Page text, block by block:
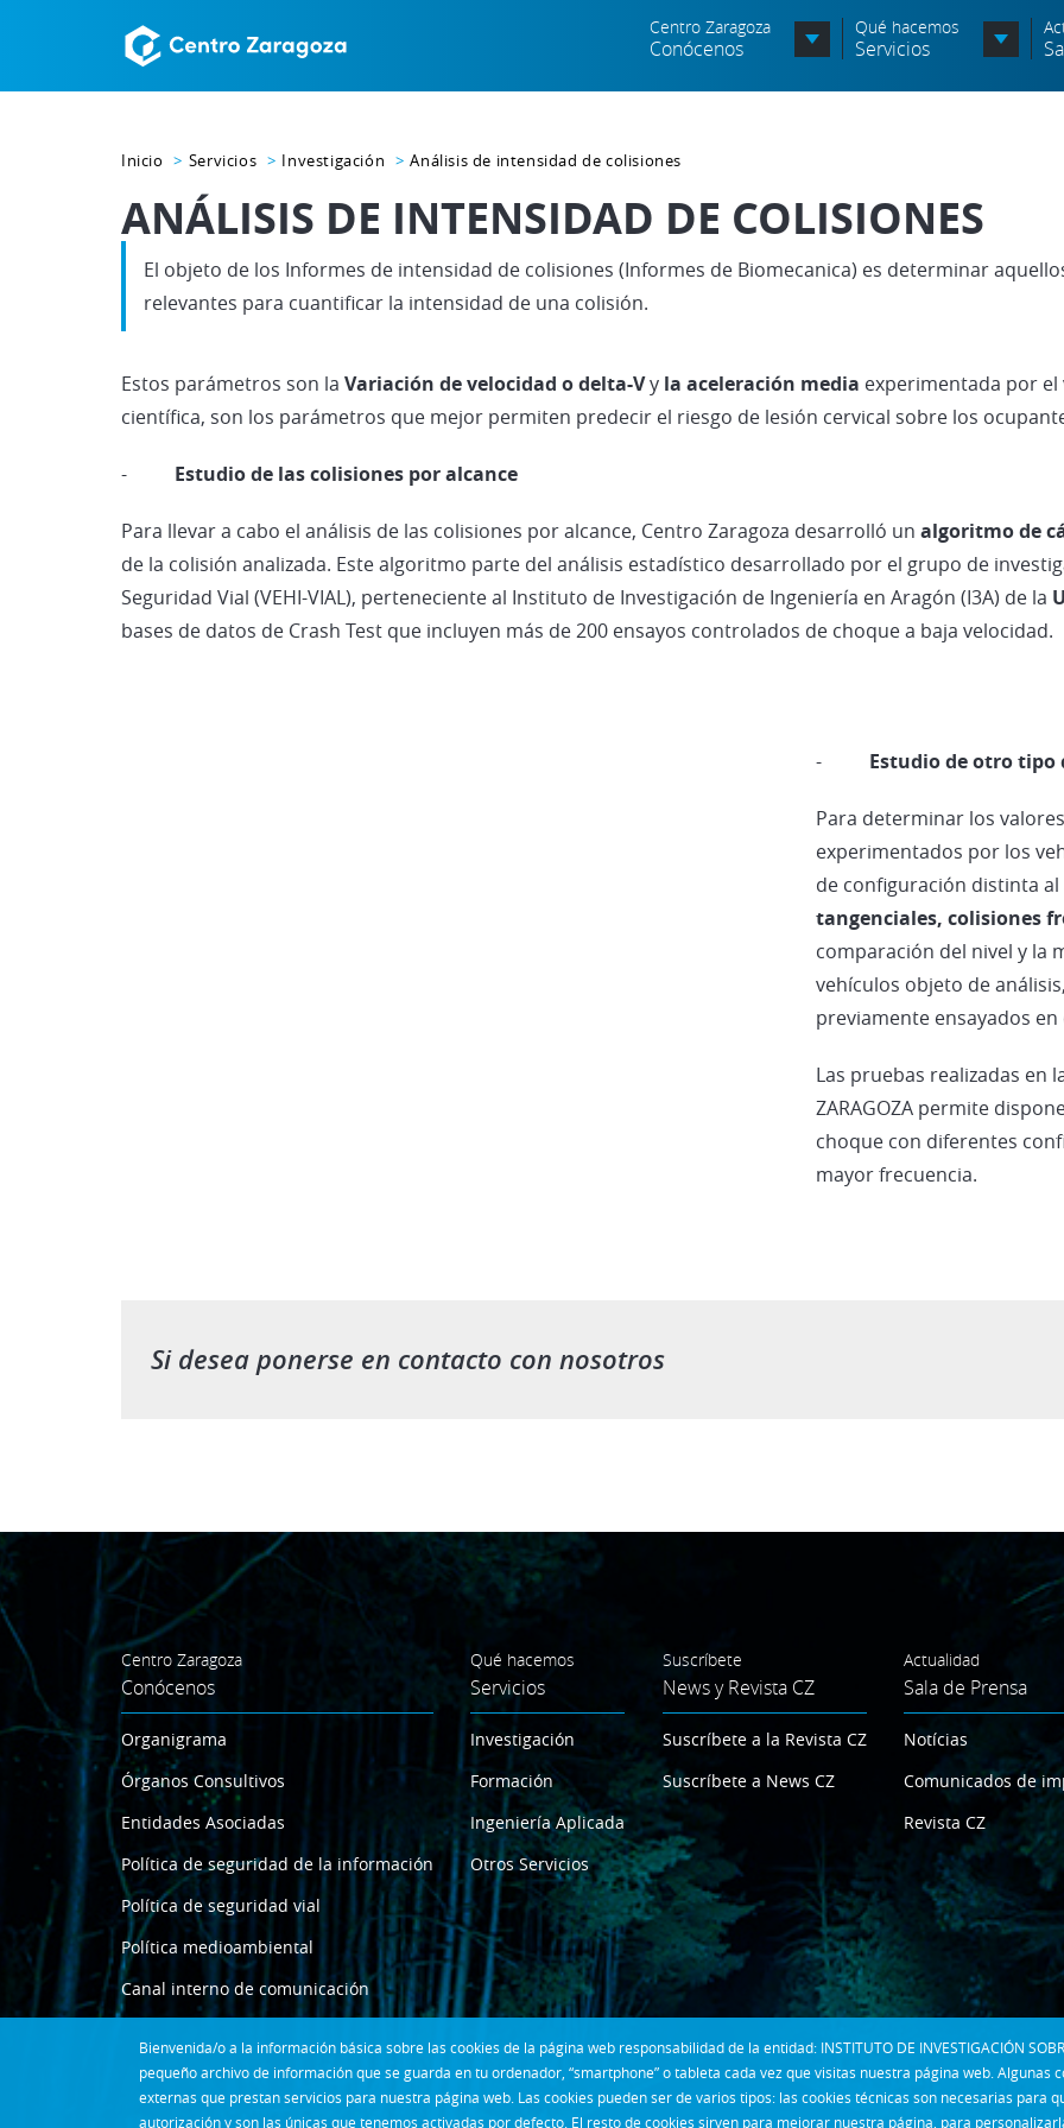
Bienvenida/o a la información básica sobre las cookies de la página web responsabilidad de la entidad: INSTITUTO DE INVESTIGACIÓN
pequeño archivo de información que se guarda en tu ordenador, “smartphone” o tableta cada vez que visitas nuestra página web.
externas que prestan servicios para nuestra página web. Las cookies pueden ser de varios tipos: las cookies técnicas son necesarias para
autorización y son las únicas que tenemos activadas por defecto. El resto de cookies sirven para mejorar nuestra página, para
Centro Zaragoza
Conócenos
Órganos Consultivos
Entidades Asociadas
Política de seguridad de la
Política medioambiental
Qué hacemos
Servicios
Inicio Servicios Investigación Análisis de intensidad de colisiones
ANÁLISIS DE INTENSIDAD DE COLISIONES
El objeto de los Informes de intensidad de colisiones (Informes de Biomecanica) es determinar
relevantes para cuantificar la intensidad de una colisión.
Estos parámetros son la Variación de velocidad o delta-Vy la aceleración media experimentada por el
científica, son los parámetros que mejor permiten predecir el riesgo de lesión cervical sobre los
- Estudio de las colisiones por alcance
Para llevar a cabo el análisis de las colisiones por alcance, Centro Zaragoza desarrolló un algoritmo de
de la colisión analizada. Este algoritmo parte del análisis estadístico desarrollado por el grupo de
Seguridad Vial (VEHI-VIAL), perteneciente al Instituto de Investigación de Ingeniería en Aragón (I3A) de la
bases de datos de Crash Test que incluyen más de 200 ensayos controlados de choque a baja velocidad.
- Estudio de otro tipo
Para determinar los
experimentados por los
de configuración distinta
tangenciales, colisiones
comparación del nivel y la
vehículos objeto de
previamente ensayados
Las pruebas realizadas en
ZARAGOZA permite
choque con diferentes
mayor frecuencia.
Si desea ponerse en contacto con nosotros
Centro Zaragoza
Conócenos
Organigrama
Órganos Consultivos
Entidades Asociadas
Política de seguridad de la información
Política de seguridad vial
Política medioambiental
Canal interno de comunicación
Qué hacemos
Servicios
Investigación
Formación
Ingeniería Aplicada
Otros Servicios
Suscríbete
News y Revista CZ
Suscríbete a la Revista CZ
Suscríbete a News CZ
Actualidad
Sala de Prensa
Notícias
Comunicados de
Revista CZ